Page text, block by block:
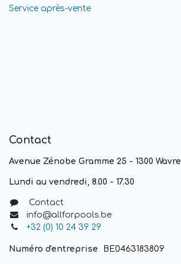
Service après-vente
Contact
Avenue Zénobe Gramme 25 - 1300 Wavre
Lundi au vendredi, 8.00 - 17.30
Contact
info@allforpools.be
+32 (0) 10 24 39 29
Numéro d'entreprise BE0463183809